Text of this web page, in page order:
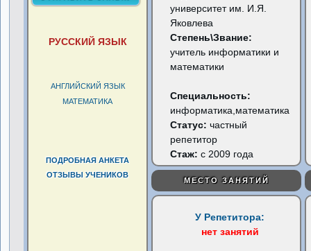
РУССКИЙ ЯЗЫК
АНГЛИЙСКИЙ ЯЗЫК
МАТЕМАТИКА
ПОДРОБНАЯ АНКЕТА
ОТЗЫВЫ УЧЕНИКОВ
университет им. И.Я.
Яковлева
Степень\Звание:
учитель информатики и
математики
Специальность:
информатика,математика
Статус:частный
репетитор
Стаж: с 2009 года
МЕСТО ЗАНЯТИЙ
У Репетитора:
нет занятий